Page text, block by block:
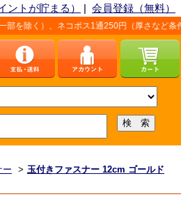
ントが貯まる） | 会員登録（無料）
ポス1通250円（厚さなど条件あり）。詳し
ー > 玉付きファスナー 12cm ゴールド